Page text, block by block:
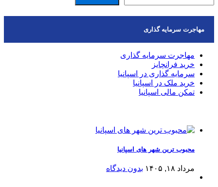
مهاجرت سرمایه گذاری
مهاجرت سرمایه گذاری
خرید فرانچایز
سرمایه گذاری در اسپانیا
خرید ملک در اسپانیا
تمکن مالی اسپانیا
محبوب ترین شهر های اسپانیا
مرداد ۱۸, ۱۴۰۵ بدون دیدگاه